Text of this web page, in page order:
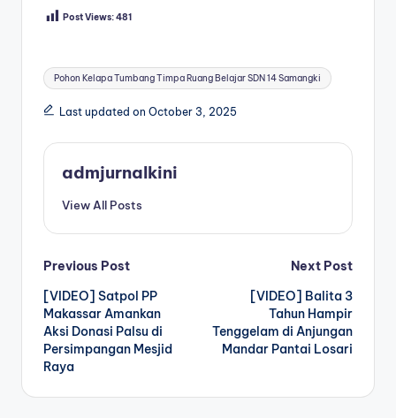
Post Views:481
Tags:
Pohon Kelapa Tumbang Timpa Ruang Belajar SDN 14 Samangki
Last updated on October 3, 2025
admjurnalkini
View All Posts
Post
navigation
Previous Post
[VIDEO] Satpol PP
Makassar Amankan
Aksi Donasi Palsu di
Persimpangan Mesjid
Raya
Next Post
[VIDEO] Balita 3
Tahun Hampir
Tenggelam di Anjungan
Mandar Pantai Losari